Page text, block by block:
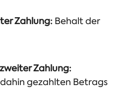
Zahlung: Behalt der
Zahlung:
gezahlten Betrags